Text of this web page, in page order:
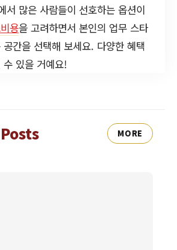
서 많은 사람들이 선호하는 옵션이
용을 고려하면서 본인의 업무 스타
간을 선택해 보세요. 다양한 혜택
있을 거예요!
MORE